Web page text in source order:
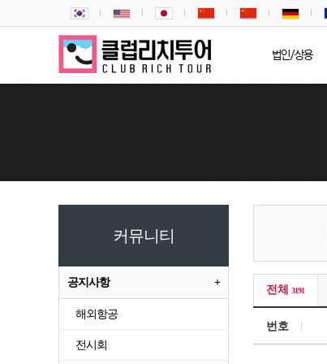
법인/상용
전체 3191
번호
커뮤니티
공지사항
해외항공
전시회